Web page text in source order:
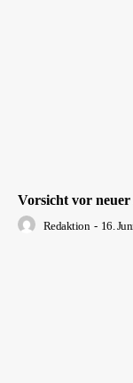
Vorsicht vor
Redaktion - 16.